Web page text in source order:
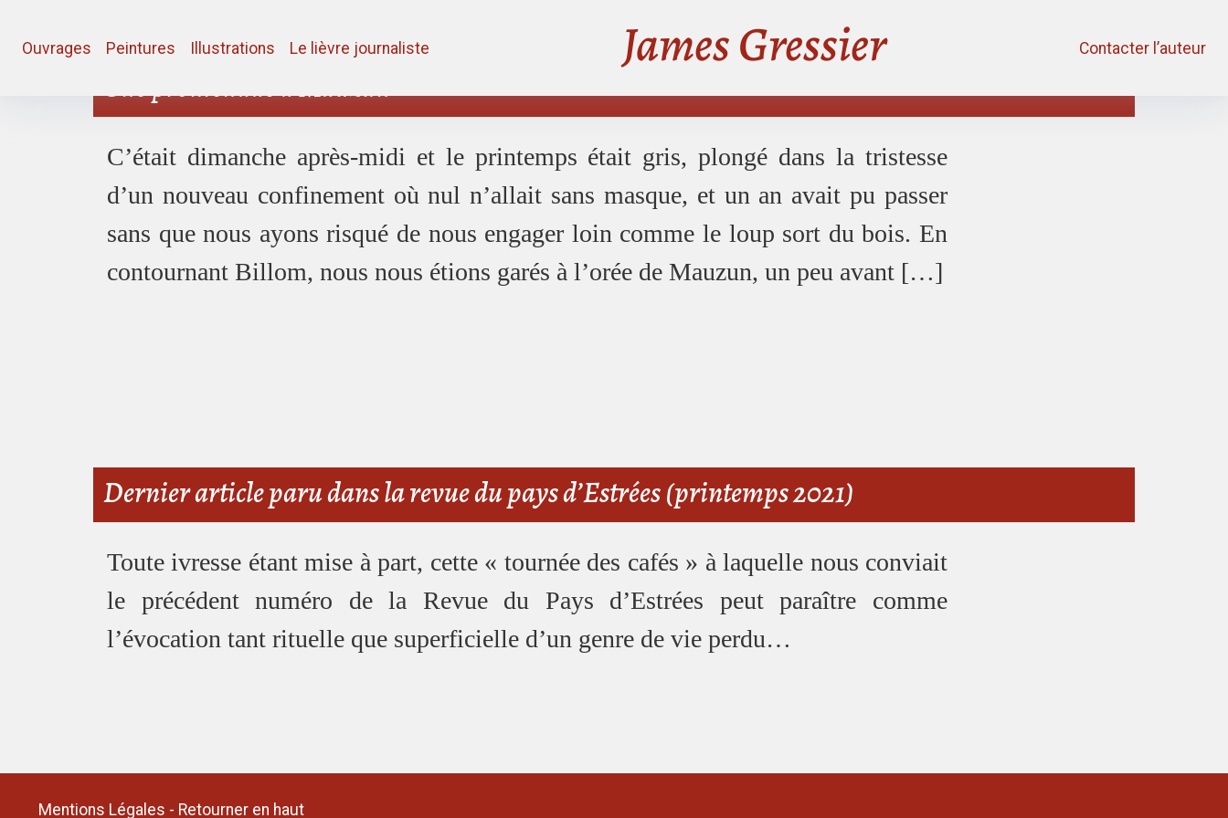
Ouvrages Peintures Illustrations Le lièvre journaliste James Gressier Contacter l’auteur
Une promenade à Mauzun
C’était dimanche après-midi et le printemps était gris, plongé dans la tristesse
d’un nouveau confinement où nul n’allait sans masque, et un an avait pu passer
sans que nous ayons risqué de nous engager loin comme le loup sort du bois. En
contournant Billom, nous nous étions garés à l’orée de Mauzun, un peu avant […]
Dernier article paru dans la revue du pays d’Estrées (printemps 2021)
Toute ivresse étant mise à part, cette « tournée des cafés » à laquelle nous conviait
le précédent numéro de la Revue du Pays d’Estrées peut paraître comme
l’évocation tant rituelle que superficielle d’un genre de vie perdu…
Mentions Légales - Retourner en haut